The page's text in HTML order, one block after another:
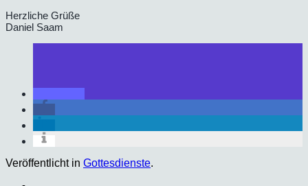
Herzliche Grüße
Daniel Saam
Veröffentlicht in Gottesdienste.